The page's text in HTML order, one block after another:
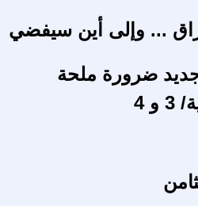
... وإلى أين سيفضي
ضرورة ملحة
4